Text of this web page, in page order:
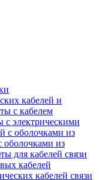
кабелей и
с кабелем
электрическими
с оболочками из
оболочками из
для кабелей связи
кабелей
кабелей связи